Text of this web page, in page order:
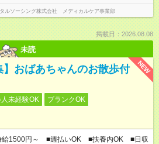
ルソーシング株式会社 メディカルケア事業部
掲載日：2026.08.08
未読
NEW
】おばあちゃんのお散歩付
未経験OK
ブランクOK
給1500円～ ■週払いOK ■扶養内OK ■日収